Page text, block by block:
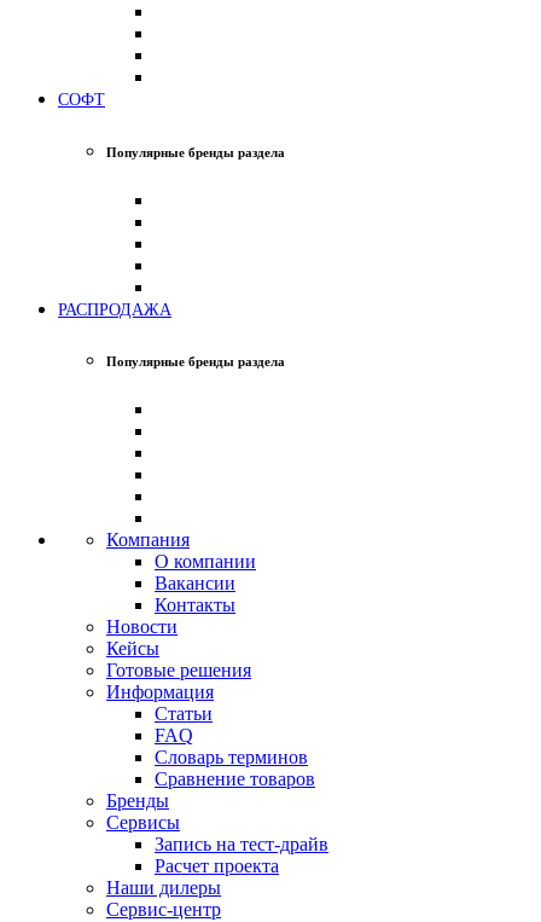
СОФТ
Популярные бренды раздела
РАСПРОДАЖА
Популярные бренды раздела
Компания
О компании
Вакансии
Контакты
Новости
Кейсы
Готовые решения
Информация
Статьи
FAQ
Словарь терминов
Сравнение товаров
Бренды
Сервисы
Запись на тест-драйв
Расчет проекта
Наши дилеры
Сервис-центр